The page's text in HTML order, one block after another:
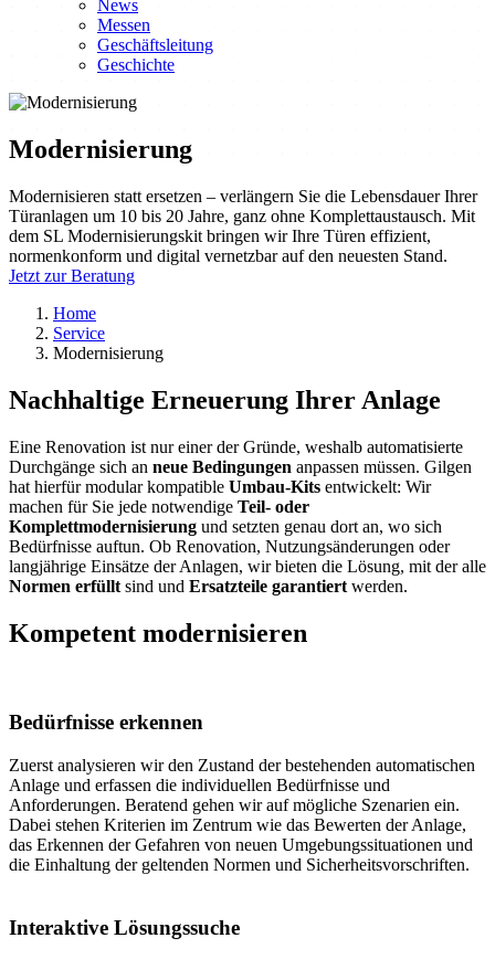
News
Messen
Geschäftsleitung
Geschichte
Modernisierung
Modernisieren statt ersetzen – verlängern Sie die Lebensdauer Ihrer
Türanlagen um 10 bis 20 Jahre, ganz ohne Komplettaustausch. Mit
dem SL Modernisierungskit bringen wir Ihre Türen effizient,
normenkonform und digital vernetzbar auf den neuesten Stand.
Jetzt zur Beratung
Home
Service
Modernisierung
Nachhaltige Erneuerung Ihrer Anlage
Eine Renovation ist nur einer der Gründe, weshalb automatisierte
Durchgänge sich an neue Bedingungen anpassen müssen. Gilgen
hat hierfür modular kompatible Umbau-Kits entwickelt: Wir
machen für Sie jede notwendige Teil- oder
Komplettmodernisierung und setzten genau dort an, wo sich
Bedürfnisse auftun. Ob Renovation, Nutzungsänderungen oder
langjährige Einsätze der Anlagen, wir bieten die Lösung, mit der alle
Normen erfüllt sind und Ersatzteile garantiert werden.
Kompetent modernisieren
Bedürfnisse erkennen
Zuerst analysieren wir den Zustand der bestehenden automatischen
Anlage und erfassen die individuellen Bedürfnisse und
Anforderungen. Beratend gehen wir auf mögliche Szenarien ein.
Dabei stehen Kriterien im Zentrum wie das Bewerten der Anlage,
das Erkennen der Gefahren von neuen Umgebungssituationen und
die Einhaltung der geltenden Normen und Sicherheitsvorschriften.
Interaktive Lösungssuche